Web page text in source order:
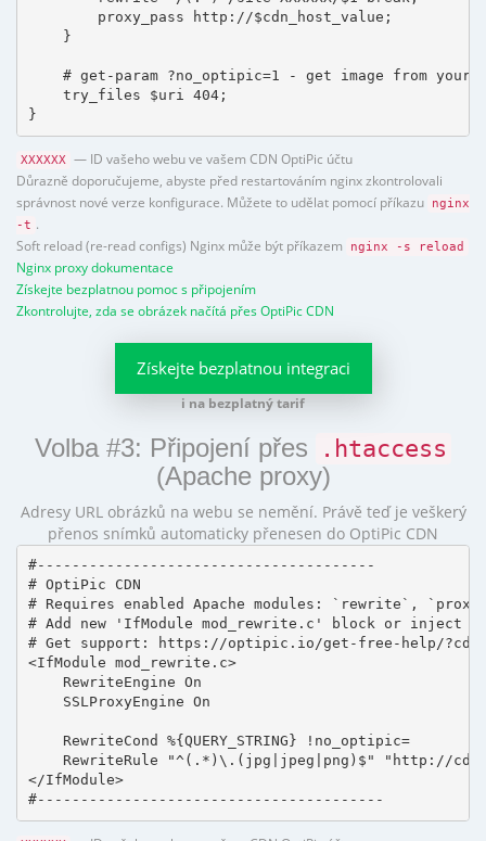
        proxy_pass http://$cdn_host_value;
    }
# get-param ?no_optipic=1 - get image from your
    try_files $uri 404;
}
XXXXXX
— ID vašeho webu ve vašem CDN OptiPic účtu
Důrazně doporučujeme, abyste před restartováním nginx zkontrolovali
správnost nové verze konfigurace. Můžete to udělat pomocí příkazu
nginx
-t .
Soft reload (re-read configs) Nginx může být příkazem
nginx -s reload
Nginx proxy dokumentace
Získejte bezplatnou pomoc s připojením
Zkontrolujte, zda se obrázek načítá přes OptiPic CDN
Získejte bezplatnou integraci
i na bezplatný tarif
Volba #3: Připojení přes .htaccess
(Apache proxy)
Adresy URL obrázků na webu se nemění. Právě teď je veškerý
přenos snímků automaticky přenesen do OptiPic CDN
#---------------------------------------
# OptiPic CDN
# Requires enabled Apache modules: `rewrite`,
# Add new 'IfModule mod_rewrite.c' block or inject
# Get support: https://optipic.io/get-free-help/
<IfModule mod_rewrite.c>
    RewriteEngine On
    SSLProxyEngine On
    RewriteCond %{QUERY_STRING} !no_optipic=
RewriteRule "^(.*)\.(jpg|jpeg|png)$" "http://
</IfModule>
#----------------------------------------